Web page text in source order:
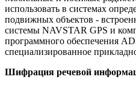
использовать в системах
подвижных объектов -
системы NAVSTAR GPS и
программного обеспечения
специализированное
Шифрация речевой